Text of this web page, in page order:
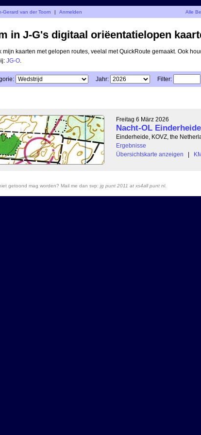
Gerard van der Toorn | Anmelden Alle
in J-G's digitaal oriëentatielopen
mijn kaarten met gelopen routes, veelal met QuickRoute gemaakt. Ook
JG-O
Jahr: Filter:
Freitag 6 März 2026
Nacht-OL Einderheide
Einderheide, KOVZ, the
Ergebnisse
Übersichtskarte anzeigen
|
getoond mag worden? Mail me dan svp: jg punt 2011 at xs4all punt nl.